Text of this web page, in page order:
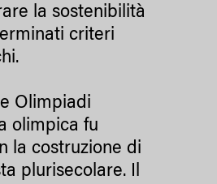
la sostenibilità
criteri
Olimpiadi
olimpica fu
la costruzione di
plurisecolare. Il